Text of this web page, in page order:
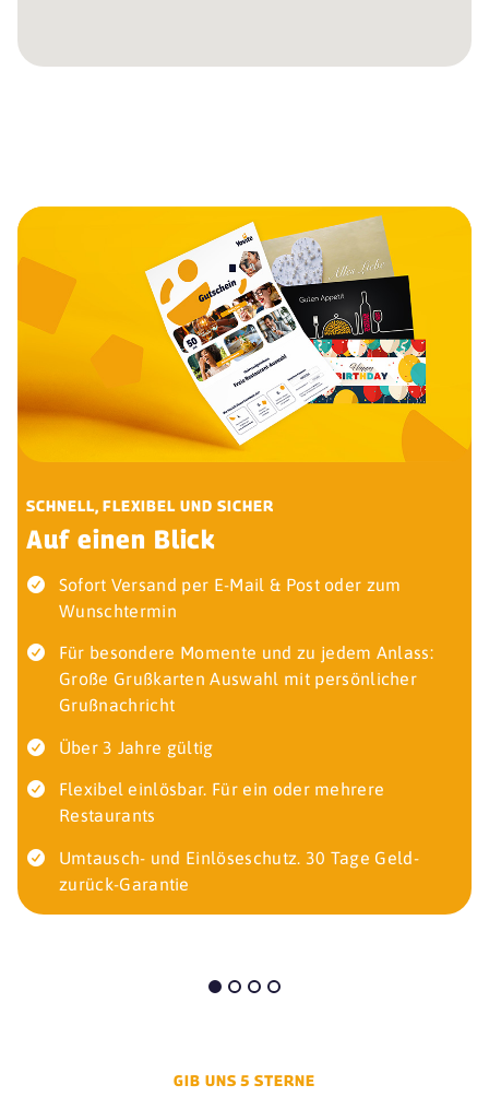
SCHNELL, FLEXIBEL UND SICHER
Auf einen Blick
Sofort Versand per E-Mail & Post oder zum
Wunschtermin
Für besondere Momente und zu jedem Anlass:
Große Grußkarten Auswahl mit persönlicher
Grußnachricht
Über 3 Jahre gültig
Flexibel einlösbar. Für ein oder mehrere
Restaurants
Umtausch- und Einlöseschutz. 30 Tage Geld-
zurück-Garantie
GIB UNS 5 STERNE